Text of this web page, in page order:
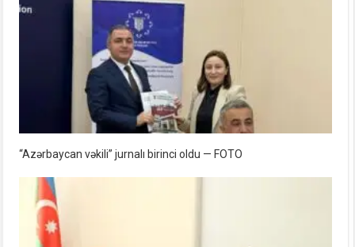
“Azərbaycan vəkili” jurnalı birinci oldu — FOTO